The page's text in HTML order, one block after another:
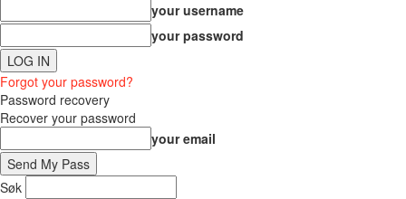
your username
your password
Forgot your password?
Password recovery
Recover your password
your email
Søk